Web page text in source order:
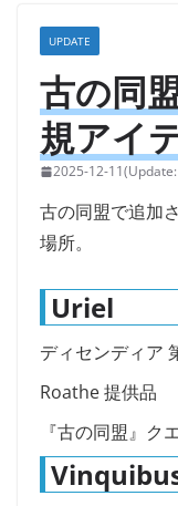
UPDATE
古の同
規アイ
2025-12-11
古の同盟で追加
場所。
Uriel
ディセンディア
Roathe 提供品
『古の同盟』ク